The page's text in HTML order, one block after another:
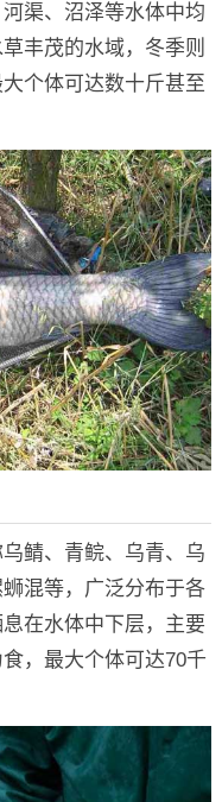
渠、沼泽等水体中均
丰茂的水域，冬季则
个体可达数十斤甚至
鲭、青鲩、乌青、乌
混等，广泛分布于各
在水体中下层，主要
，最大个体可达70千